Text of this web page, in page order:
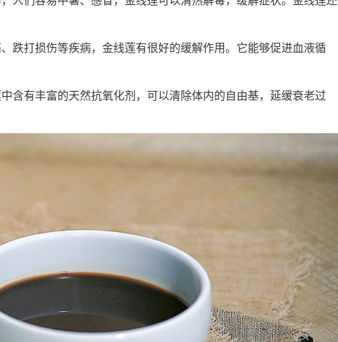
跌打损伤等疾病，金线莲有很好的缓解作用。它能够促进血液循
含有丰富的天然抗氧化剂，可以清除体内的自由基，延缓衰老过